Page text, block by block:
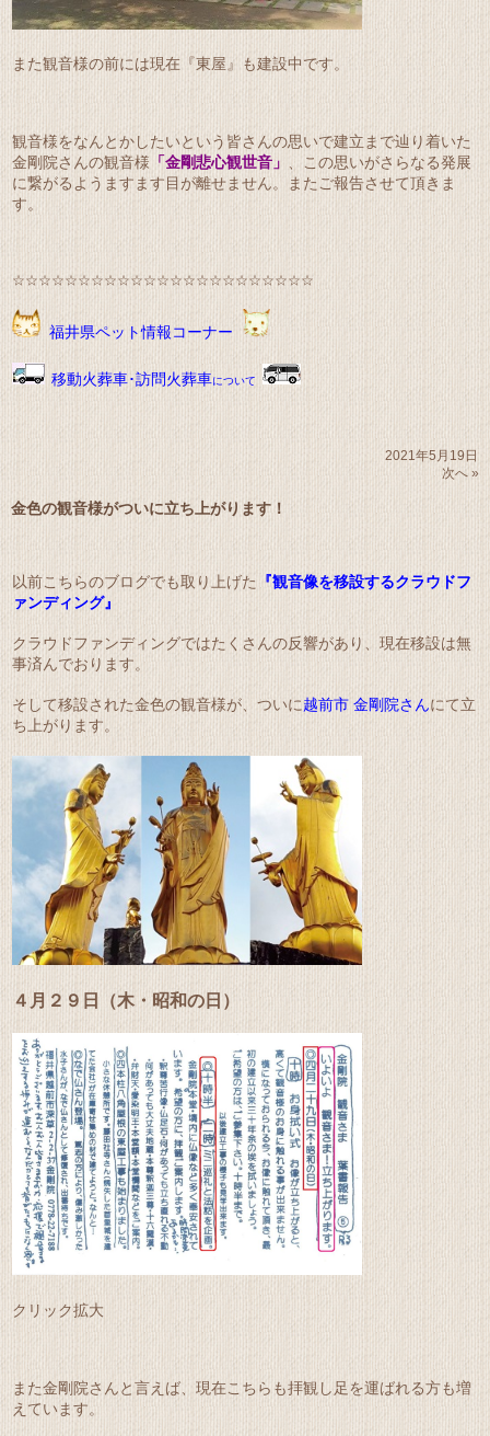
また観音様の前には現在『東屋』も建設中です。
観音様をなんとかしたいという皆さんの思いで建立まで辿り着いた
金剛院さんの観音様 「金剛悲心観世音」
、この思いがさらなる発展
に繋がるようますます目が離せません。またご報告させて頂きま
す。
☆☆☆☆☆☆☆☆☆☆☆☆☆☆☆☆☆☆☆☆☆☆☆
福井県ペット情報コーナー
移動火葬車･訪問火葬車について
2021年5月19日
次へ »
金色の観音様がついに立ち上がります！
以前こちらのブログでも取り上げた
『観音像を移設するクラウドフ
ァンディング』
クラウドファンディングではたくさんの反響があり、現在移設は無
事済んでおります。
そして移設された金色の観音様が、ついに越前市 金剛院さんにて立
ち上がります。
４月２９日（木・昭和の日）
クリック拡大
また金剛院さんと言えば、現在こちらも拝観し足を運ばれる方も増
えています。